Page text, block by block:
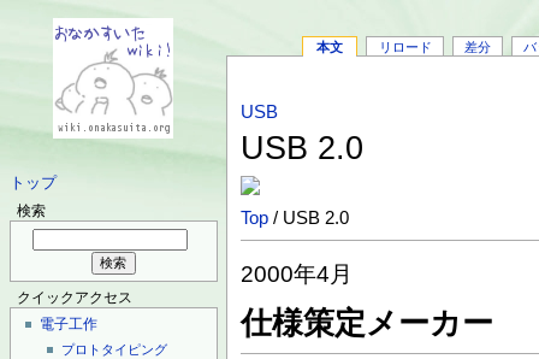
トップ
検索
クイックアクセス
電子工作
プロトタイピング
本文 リロード 差分 バ
USB
USB 2.0
Top / USB 2.0
2000年4月
仕様策定メーカー